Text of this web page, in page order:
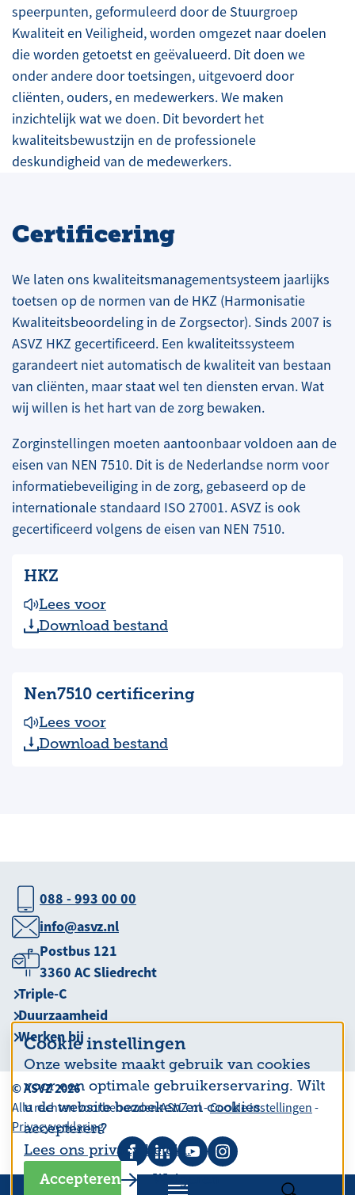
Cookie instellingen
Onze website maakt gebruik van cookies
voor een optimale gebruikerservaring. Wilt
u de website bezoeken en cookies
accepteren?
Lees ons privacy beleid.
Accepteren
Weigeren
speerpunten, geformuleerd door de Stuurgroep
Kwaliteit en Veiligheid, worden omgezet naar doelen
die worden getoetst en geëvalueerd. Dit doen we
onder andere door toetsingen, uitgevoerd door
cliënten, ouders, en medewerkers. We maken
inzichtelijk wat we doen. Dit bevordert het
kwaliteitsbewustzijn en de professionele
deskundigheid van de medewerkers.
Certificering
We laten ons kwaliteitsmanagementsysteem jaarlijks
toetsen op de normen van de HKZ (Harmonisatie
Kwaliteitsbeoordeling in de Zorgsector). Sinds 2007 is
ASVZ HKZ gecertificeerd. Een kwaliteitssysteem
garandeert niet automatisch de kwaliteit van bestaan
van cliënten, maar staat wel ten diensten ervan. Wat
wij willen is het hart van de zorg bewaken.
Zorginstellingen moeten aantoonbaar voldoen aan de
eisen van NEN 7510. Dit is de Nederlandse norm voor
informatiebeveiliging in de zorg, gebaseerd op de
internationale standaard ISO 27001. ASVZ is ook
gecertificeerd volgens de eisen van NEN 7510.
HKZ
Lees voor
Download bestand
Nen7510 certificering
Lees voor
Download bestand
088 - 993 00 00
info@asvz.nl
Postbus 121
3360 AC Sliedrecht
Triple-C
Duurzaamheid
Werken bij
© ASVZ 2026
Alle rechten voorbehouden ASVZ.nl -Cookie instellingen -
Privacyverklaring